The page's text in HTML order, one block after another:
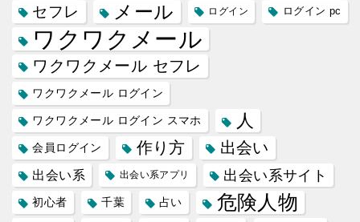
セフレ メール ログイン ログイン pc
ワクワクメール
ワクワクメール セフレ
ワクワクメール ログイン
ワクワクメール ログイン スマホ 人
会員ログイン 作り方 出会い
出会い系 出会い系アプリ 出会い系サイト
初心者 千葉 占い 危険人物